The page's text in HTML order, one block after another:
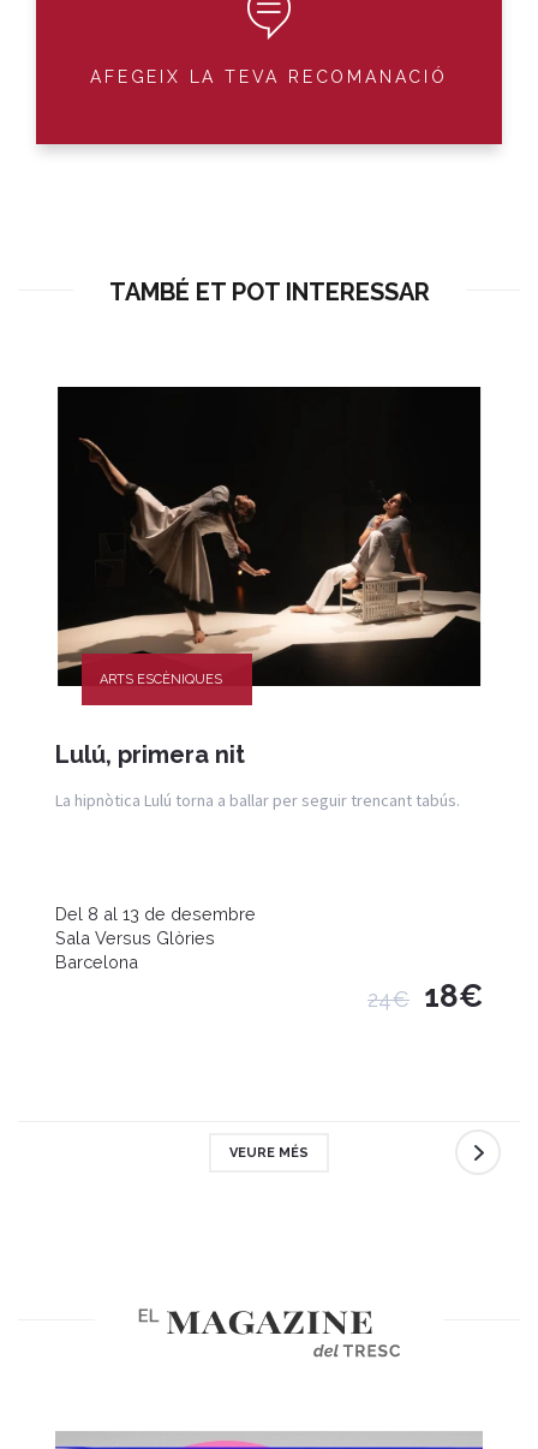
AFEGEIX LA TEVA RECOMANACIÓ
TAMBÉ ET POT INTERESSAR
ARTS ESCÈNIQUES
Lulú, primera nit
La hipnòtica Lulú torna a ballar per seguir trencant tabús.
Del 8 al 13 de desembre
Sala Versus Glòries
Barcelona
24€ 18€
VEURE MÉS